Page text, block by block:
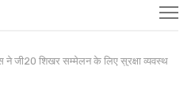
ने जी20 शिखर सम्मेलन के लिए सुरक्षा व्‍यवस्‍था कड़ी